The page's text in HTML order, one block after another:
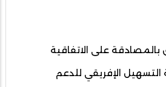
على الاتفاقية
التسهيل الإفريقي للدعم